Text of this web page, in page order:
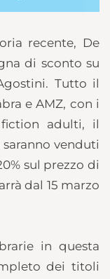
recente, De
di sconto su
Tutto il
e AMZ, con i
adulti, il
venduti
sul prezzo di
dal 15 marzo
in questa
dei titoli